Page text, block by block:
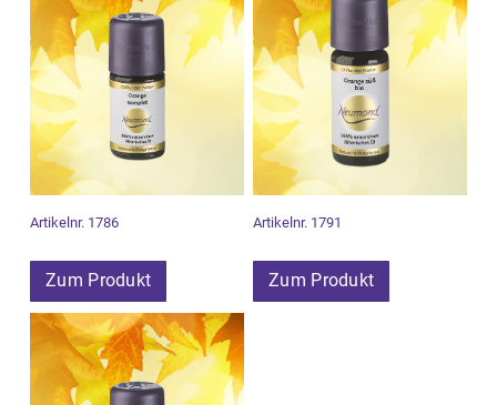
Artikelnr. 1786
Zum Produkt
Artikelnr. 1791
Zum Produkt